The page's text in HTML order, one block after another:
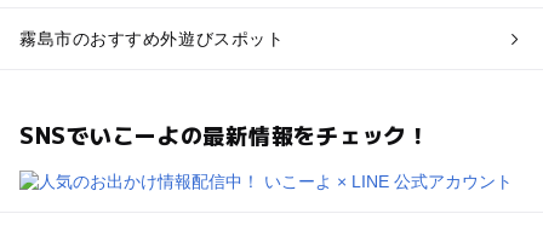
霧島市のおすすめ外遊びスポット
SNSでいこーよの最新情報をチェック！